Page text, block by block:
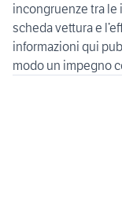
incongruenze tra
scheda vettura e
informazioni qui